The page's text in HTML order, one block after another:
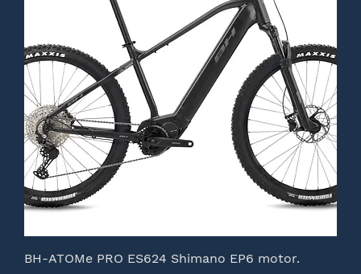
BH-ATOMe PRO ES624 Shimano EP6 motor.